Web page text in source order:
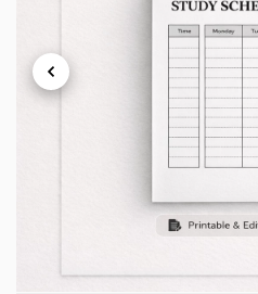
Erstellt
Zuletzt aktualisiert
Hauptmerkmale
Geeignet für.